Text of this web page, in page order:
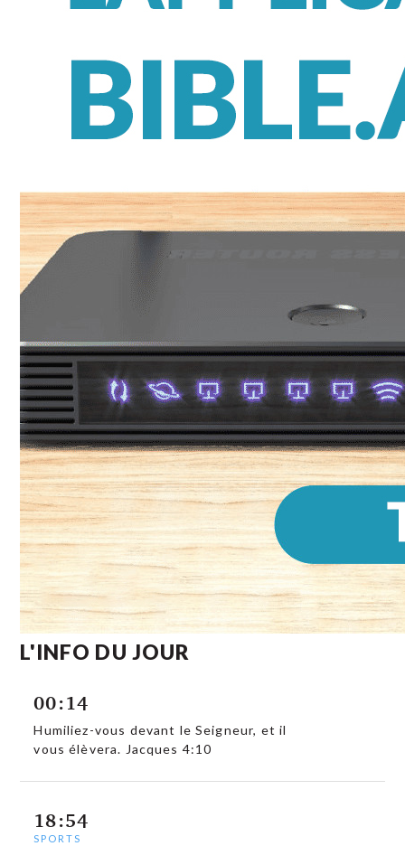
L'INFO DU JOUR
00:14
Humiliez-vous devant le Seigneur, et il
vous élèvera. Jacques 4:10
18:54
SPORTS